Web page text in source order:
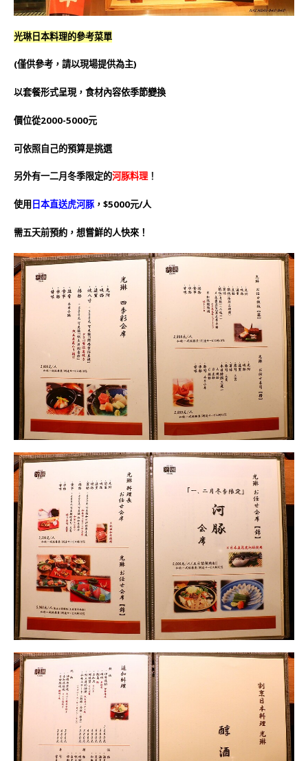
光琳日本料理的參考菜單
(僅供參考，請以現場提供為主)
以套餐形式呈現，食材內容依季節變換
價位從2000-5000元
可依照自己的預算是挑選
另外有一二月冬季限定的河豚料理 ！
使用日本直送虎河豚 ，$5000元/人
需五天前預約，想嘗鮮的人快來！